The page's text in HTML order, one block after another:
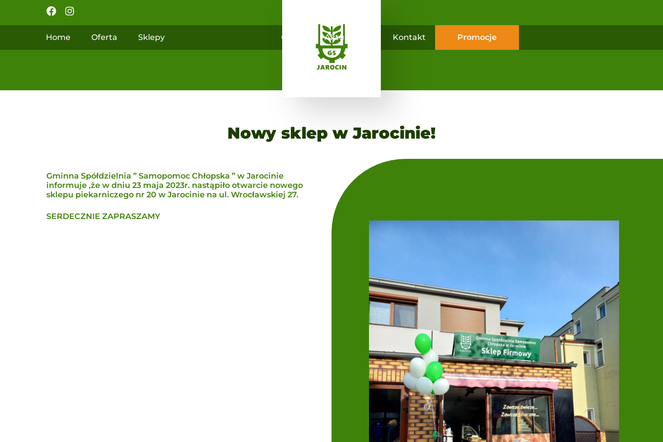
Home Oferta Sklepy O nas Aktualności Kontakt Promocje
Nowy sklep w Jarocinie!
Gminna Spółdzielnia ” Samopomoc Chłopska ” w Jarocinie
informuje ,że w dniu 23 maja 2023r. nastąpiło otwarcie nowego
sklepu piekarniczego nr 20 w Jarocinie na ul. Wrocławskiej 27.
SERDECZNIE ZAPRASZAMY